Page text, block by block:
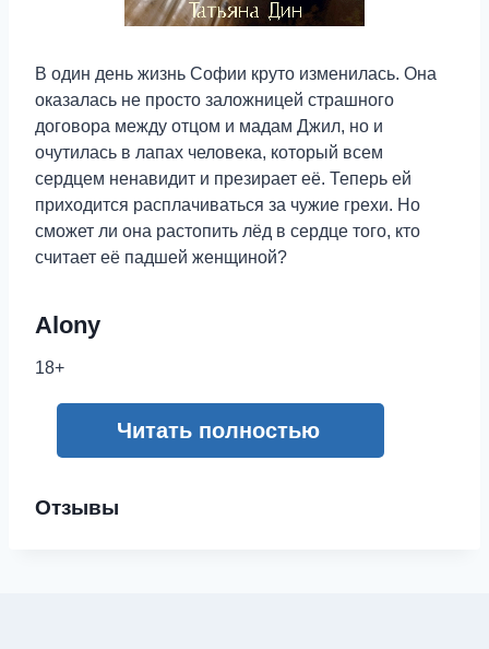
В один день жизнь Софии круто изменилась. Она
оказалась не просто заложницей страшного
договора между отцом и мадам Джил, но и
очутилась в лапах человека, который всем
сердцем ненавидит и презирает её. Теперь ей
приходится расплачиваться за чужие грехи. Но
сможет ли она растопить лёд в сердце того, кто
считает её падшей женщиной?
Alony
18+
Читать полностью
Отзывы